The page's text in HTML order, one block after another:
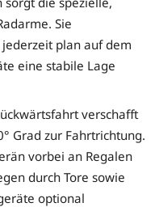
Sie
plan auf dem
eine stabile Lage
verschafft
Grad zur Fahrtrichtung.
vorbei an Regalen
durch Tore sowie
optional